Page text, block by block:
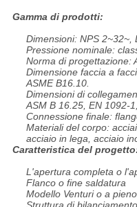
Gamma di prodotti:
Dimensioni: NPS 2~32~,
Pressione nominale:
Norma di progettazione:
Dimensione faccia a
ASME B16.10.
Dimensioni di
ASM B 16.25, EN 1092-
Connessione finale:
Materiali del corpo:
acciaio in lega, acciaio
Caratteristica del
L'apertura completa o
Flanco o fine saldatura
Modello Venturi o a